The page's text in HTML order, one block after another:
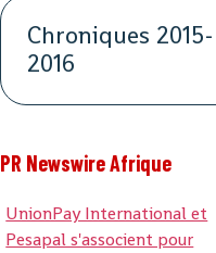
Chroniques 2015-
2016
PR Newswire Afrique
UnionPay International et
Pesapal s'associent pour